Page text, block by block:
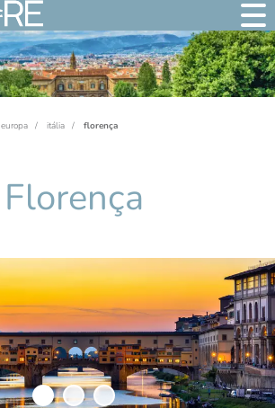
europa itália florença
Florença